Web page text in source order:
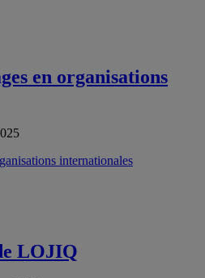
en organisations
LOJIQ